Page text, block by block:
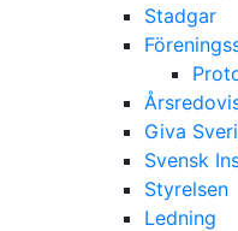
Stadgar
Giva
Svensk
Styrelsen
Ledning